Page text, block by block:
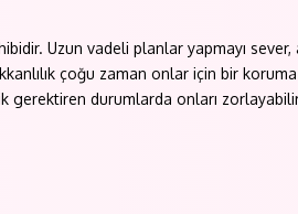
Uzun vadeli planlar yapmayı
çoğu zaman onlar için bir
gerektiren durumlarda onları